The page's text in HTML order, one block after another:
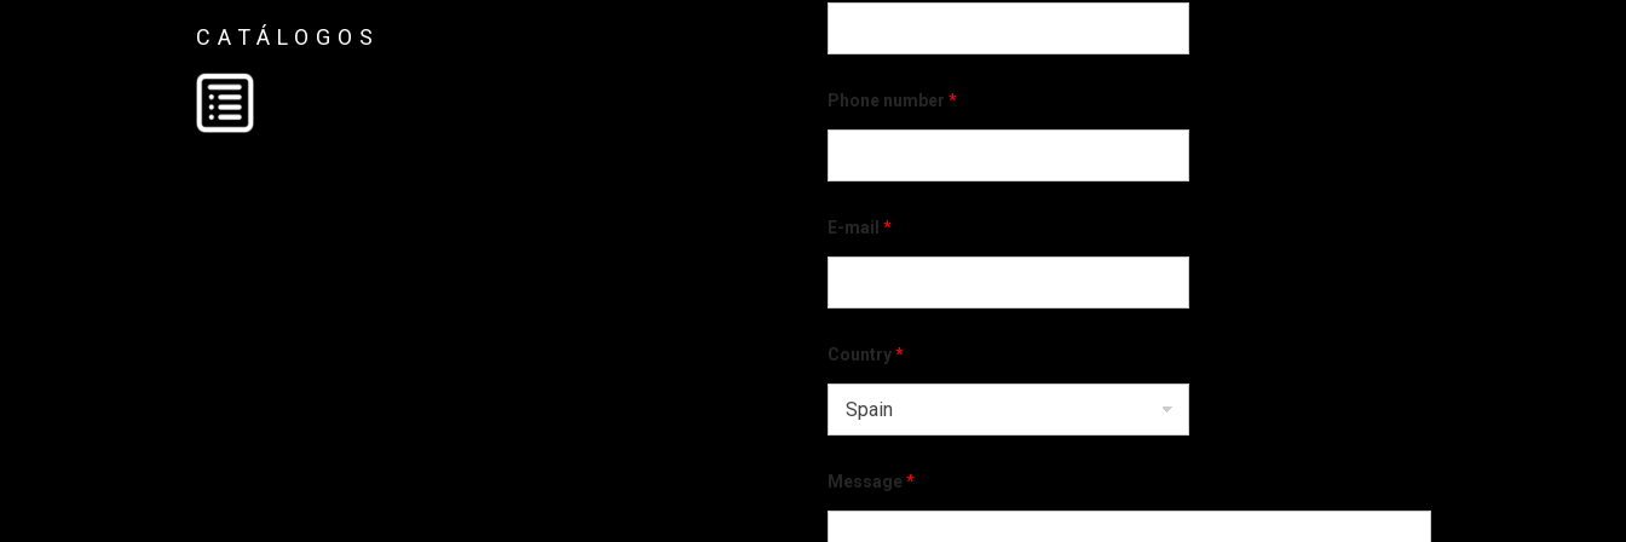
CATÁLOGOS
Phone number *
E-mail *
Country*
Message *